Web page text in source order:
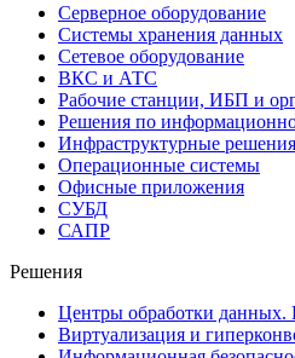
Серверное оборудование
Системы хранения данных
Сетевое оборудование
ВКС и АТС
Рабочие станции, ИБП и
Решения по
Инфраструктурные решения
Операционные системы
Офисные приложения
СУБД
САПР
Решения
Центры обработки
Виртуализация и